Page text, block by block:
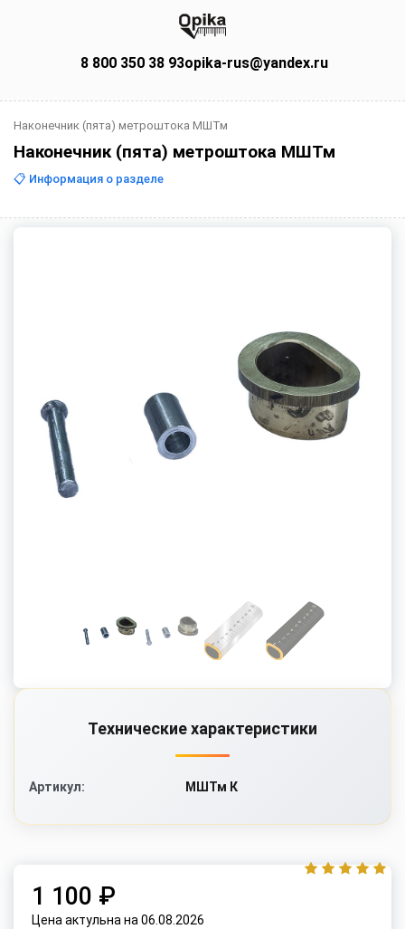
8 800 350 38 93opika-rus@yandex.ru
Наконечник (пята) метроштока МШТм
Наконечник (пята) метроштока МШТм
📋 Информация о разделе
Наконечники (пяты) для
метроштока для обеспечения точного контакта с
поверхностью жидкости или дном резервуара. Широко
используется на нефтебазах и предприятиях по
хранению жидких продуктов.
Сечение
: полукруглое, Т-образное
Материал
: нержавеющая сталь AISI 304
Совместимость
МШТм
Технические характеристики
Артикул: МШТм К
1 100 ₽
Цена актульна на 06.08.2026